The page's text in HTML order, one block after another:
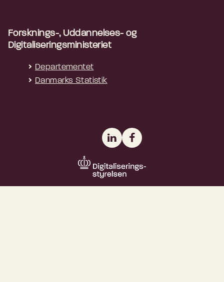
Forsknings-, Uddannelses- og
Digitaliseringsministeriet
Departementet
Danmarks Statistik
LinkedInFacebook